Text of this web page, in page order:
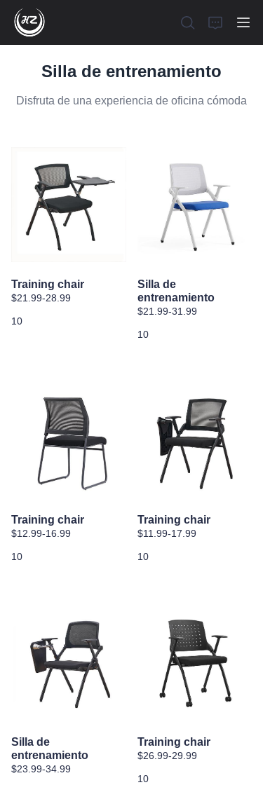
Silla de entrenamiento
Disfruta de una experiencia de oficina cómoda
Training chair
$21.99-28.99
10
Silla de
entrenamiento
$21.99-31.99
10
Training chair
$12.99-16.99
10
Training chair
$11.99-17.99
10
Silla de
entrenamiento
$23.99-34.99
Training chair
$26.99-29.99
10
Silla ergonómica
Silla de malla
Silla de entrenamiento
Silla de deportes electrónicos